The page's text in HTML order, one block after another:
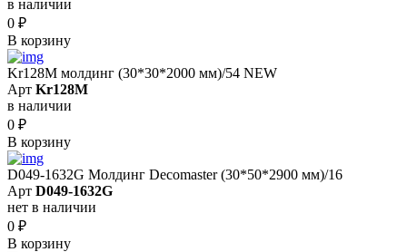
в наличии
0 ₽
В корзину
Kr128M молдинг (30*30*2000 мм)/54 NEW
Арт Kr128M
в наличии
0 ₽
В корзину
D049-1632G Молдинг Decomaster (30*50*2900 мм)/16
Арт D049-1632G
нет в наличии
0 ₽
В корзину